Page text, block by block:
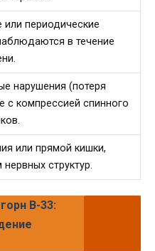
периодические
в течение
нарушения (потеря
с компрессией спинного
или прямой кишки,
структур.
В-33: